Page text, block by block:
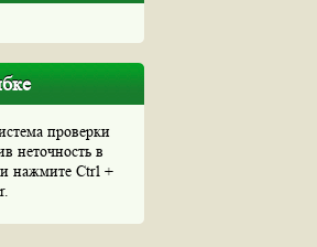
проверки
неточность в
и нажмите Ctrl +